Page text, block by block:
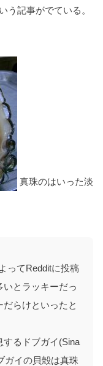
う記事がでている。
真珠のはいった淡
ってRedditに投稿
とラッキーだっ
らけといったと
るドブガイ(Sina
ガイの貝殻は真珠